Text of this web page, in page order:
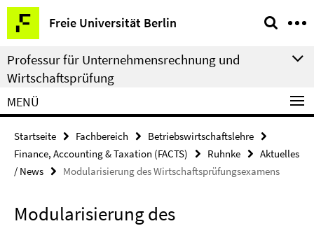
Springe
direkt
zu
Inhalt
Freie Universität Berlin
Service-
Navigation
Professur für Unternehmensrechnung und
Wirtschaftsprüfung
MENÜ
Startseite Fachbereich
Betriebswirtschaftslehre
Finance, Accounting & Taxation (FACTS)
Ruhnke
Aktuelles
/ News
Modularisierung des Wirtschaftsprüfungsexamens
Modularisierung des